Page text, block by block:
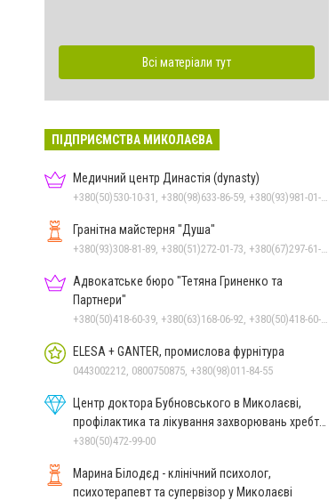
Всі матеріали тут
ПІДПРИЄМСТВА МИКОЛАЄВА
Медичний центр Династія (dynasty)
Гранітна майстерня "Душа"
Адвокатське бюро "Тетяна Гриненко та
Партнери"
ELESA + GANTER, промислова фурнітура
0443002212, 0800750875, +380(98)011-84-55
Центр доктора Бубновського в Миколаєві,
профілактика та лікування захворювань хребта
і суглобів
+380(50)472-99-00
Марина Білодєд - клінічний психолог,
психотерапевт та супервізор у Миколаєві